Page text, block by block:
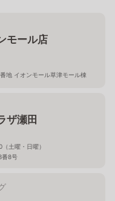
モール店
地 イオンモール草津モール棟
ザ瀬田
土曜・日曜）
番8号